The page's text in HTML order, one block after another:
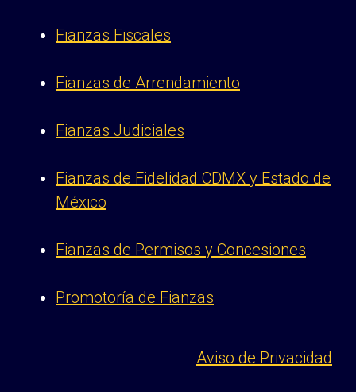
Fianzas Fiscales
Fianzas de Arrendamiento
Fianzas Judiciales
Fianzas de Fidelidad CDMX y Estado de
México
Fianzas de Permisos y Concesiones
Promotoría de Fianzas
Aviso de Privacidad